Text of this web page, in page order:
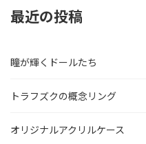
最近の投稿
瞳が輝くドールたち
トラフズクの概念リング
オリジナルアクリルケース